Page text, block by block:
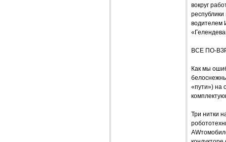
вокруг
водителем
ВСЕ ПО-
Как мы
«пути») на
Три нитки